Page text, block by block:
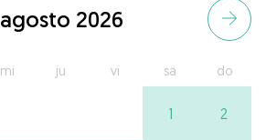
agosto 2026
mi ju vi sa do
1 2